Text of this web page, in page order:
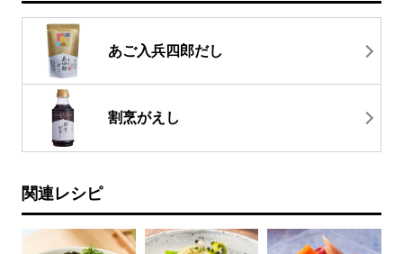
あご入兵四郎だし
割烹がえし
関連レシピ